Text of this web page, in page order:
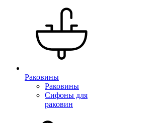
Раковины
Раковины
Сифоны для
раковин